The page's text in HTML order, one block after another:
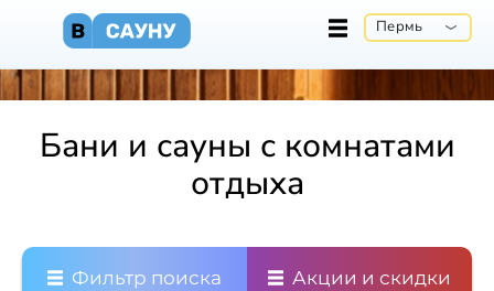
Пермь
Бани и сауны с комнатами
отдыха
Фильтр поиска Акции и скидки